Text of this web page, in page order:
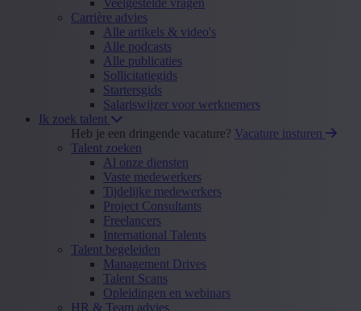
Carrière advies
Alle artikels & video's
Alle podcasts
Alle publicaties
Sollicitatiegids
Startersgids
Salariswijzer voor werknemers
Ik zoek talent
Heb je een dringende vacature? Vacature insturen
Talent zoeken
Al onze diensten
Vaste medewerkers
Tijdelijke medewerkers
Project Consultants
Freelancers
International Talents
Talent begeleiden
Management Drives
Talent Scans
Opleidingen en webinars
HR & Team advies